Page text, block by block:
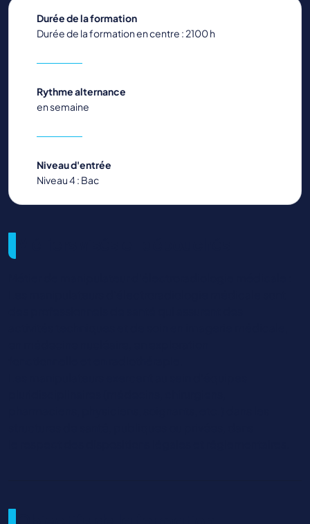
Durée de la formation
Durée de la formation en centre : 2100 h
Rythme alternance
en semaine
Niveau d'entrée
Niveau 4 : Bac